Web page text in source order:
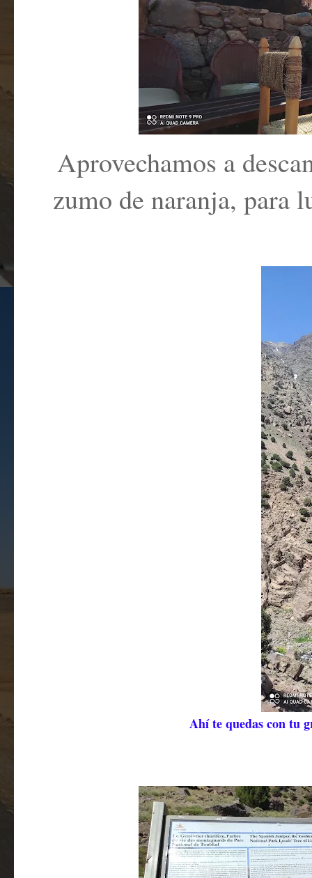
Aprovechamos a
zumo de naranja, para
Ahí te quedas con tu